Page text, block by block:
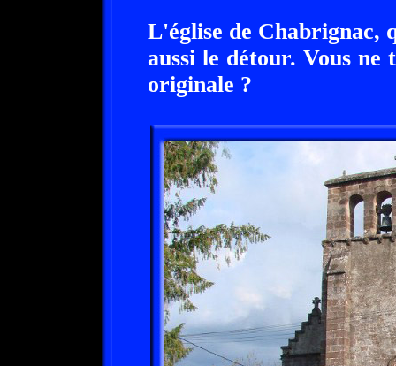
L'église de Chabrignac,
aussi le détour. Vous ne
originale ?